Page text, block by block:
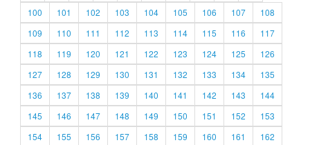
100
101 102 103 104 105 106 107
108
109
110 111 112 113 114 115 116
117
118
119 120 121 122 123 124 125
126
127
128 129 130 131 132 133 134
135
136
137 138 139 140 141 142 143
144
145
146 147 148 149 150 151 152
153
154
155 156 157 158 159 160 161
162